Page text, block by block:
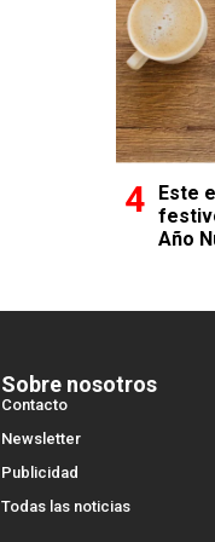
Este
Año
Sobre nosotros
Contacto
Newsletter
Publicidad
Todas las noticias